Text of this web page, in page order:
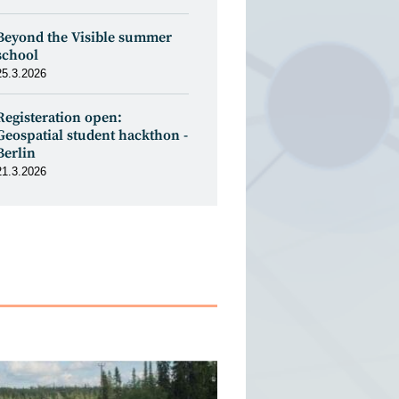
the Visible summer
open:
student hackthon -